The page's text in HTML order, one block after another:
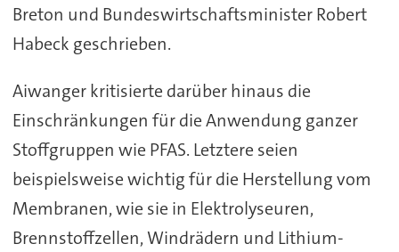
Breton und Bundeswirtschaftsminister Robert
Habeck geschrieben.
Aiwanger kritisierte darüber hinaus die
Einschränkungen für die Anwendung ganzer
Stoffgruppen wie PFAS. Letztere seien
beispielsweise wichtig für die Herstellung vom
Membranen, wie sie in Elektrolyseuren,
Brennstoffzellen, Windrädern und Lithium-